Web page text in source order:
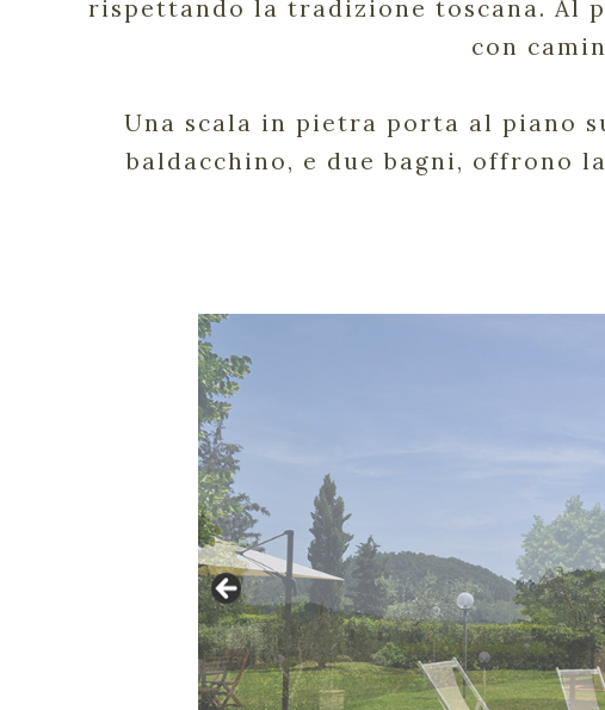
rispettando la tradizione toscana. Al
con
Una scala in pietra porta al piano
baldacchino, e due bagni, offrono